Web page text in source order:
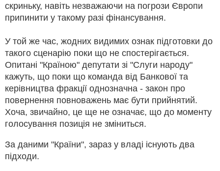
скриньку, навіть незважаючи на погрози Європи
припинити у такому разі фінансування.
У той же час, жодних видимих ознак підготовки до
такого сценарію поки що не спостерігається.
Опитані "Країною" депутати зі "Слуги народу"
кажуть, що поки що команда від Банкової та
керівництва фракції однозначна - закон про
повернення повноважень має бути прийнятий.
Хоча, звичайно, це ще не означає, що до моменту
голосування позиція не зміниться.
За даними "Країни", зараз у владі існують два
підходи.